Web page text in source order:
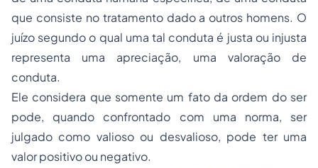
que consiste no tratamento dado a outros homens. O
juízo segundo o qual uma tal conduta é justa ou injusta
representa uma apreciação, uma valoração de
conduta.
Ele considera que somente um fato da ordem do ser
pode, quando confrontado com uma norma, ser
julgado como valioso ou desvalioso, pode ter uma
valor positivo ou negativo.